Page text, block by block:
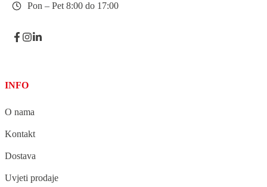
Pon – Pet 8:00 do 17:00
INFO
O nama
Kontakt
Dostava
Uvjeti prodaje